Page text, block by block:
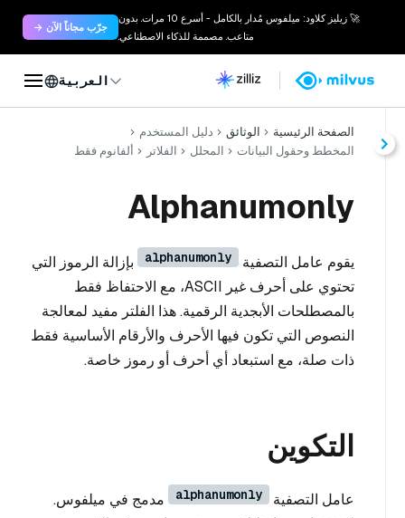
🚀 زيليز كلاود: ميلفوس مُدار بالكامل - أسرع 10 مرات. بدون
متاعب. مصممة للذكاء الاصطناعي.
جرّب مجاناً الآن →
العربية
الصفحة الرئيسية الوثائق
دليل المستخدم
المخطط وحقول البيانات
المحلل الفلاتر ألفانوم فقط
Alphanumonly
يقوم عامل التصفية alphanumonly
بإزالة الرموز التي
تحتوي على أحرف غير ASCII، مع الاحتفاظ فقط
بالمصطلحات الأبجدية الرقمية. هذا الفلتر مفيد لمعالجة
النصوص التي تكون فيها الأحرف والأرقام الأساسية فقط
ذات صلة، مع استبعاد أي أحرف أو رموز خاصة.
التكوين
عامل التصفية alphanumonly
مدمج في ميلفوس.